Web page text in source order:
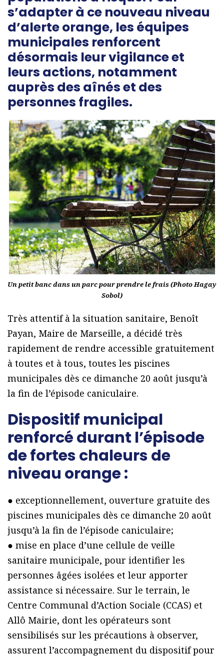
s’adapter à ce nouveau niveau
d’alerte orange, les équipes
municipales renforcent
désormais leur vigilance et
leurs actions, notamment
auprès des aînés et des
personnes fragiles.
Un petit banc dans un parc pour prendre le frais (Photo Hagay
Sobol)
Très attentif à la situation sanitaire, Benoît
Payan, Maire de Marseille, a décidé très
rapidement de rendre accessible gratuitement
à toutes et à tous, toutes les piscines
municipales dès ce dimanche 20 août jusqu’à
la fin de l’épisode caniculaire.
Dispositif municipal
renforcé durant l’épisode
de fortes chaleurs de
niveau orange :
● exceptionnellement, ouverture gratuite des
piscines municipales dès ce dimanche 20 août
jusqu’à la fin de l’épisode caniculaire;
● mise en place d’une cellule de veille
sanitaire municipale, pour identifier les
personnes âgées isolées et leur apporter
assistance si nécessaire. Sur le terrain, le
Centre Communal d’Action Sociale (CCAS) et
Allô Mairie, dont les opérateurs sont
sensibilisés sur les précautions à observer,
assurent l’accompagnement du dispositif pour